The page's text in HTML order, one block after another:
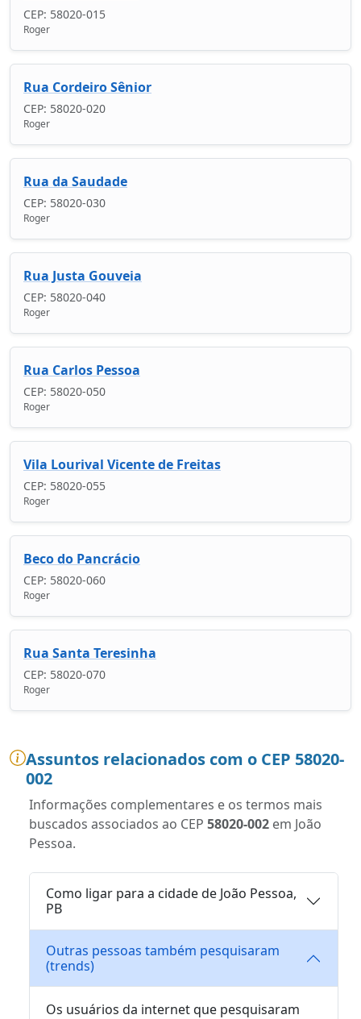
CEP: 58020-015
Roger
Rua Cordeiro Sênior
CEP: 58020-020
Roger
Rua da Saudade
CEP: 58020-030
Roger
Rua Justa Gouveia
CEP: 58020-040
Roger
Rua Carlos Pessoa
CEP: 58020-050
Roger
Vila Lourival Vicente de Freitas
CEP: 58020-055
Roger
Beco do Pancrácio
CEP: 58020-060
Roger
Rua Santa Teresinha
CEP: 58020-070
Roger
Assuntos relacionados com o CEP 58020-
002
Informações complementares e os termos mais
buscados associados ao CEP 58020-002 em João
Pessoa.
Como ligar para a cidade de João Pessoa,
PB
Outras pessoas também pesquisaram
(trends)
Os usuários da internet que pesquisaram